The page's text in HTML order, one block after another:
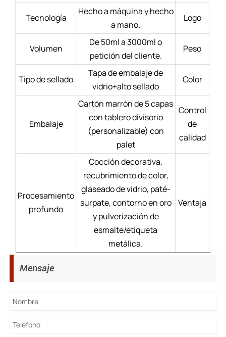
Tecnología
Hecho a máquina y hecho
a mano.
Logo
Volumen
De 50ml a 3000ml o
petición del cliente.
Peso
Tipo de sellado
Tapa de embalaje de
vidrio+alto sellado
Color
Embalaje
Cartón marrón de 5 capas
con tablero divisorio
(personalizable) con
palet
Control
de
calidad
Procesamiento
profundo
Cocción decorativa,
recubrimiento de color,
glaseado de vidrio, paté-
surpate, contorno en oro
y pulverización de
esmalte/etiqueta
metálica.
Ventaja
Mensaje